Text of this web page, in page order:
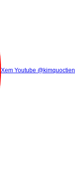
Xem Tik Tok
Gọi điện (8h00 - 21h30)
Xem Youtube @kimquoctien